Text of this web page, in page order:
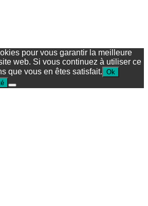
pour vous garantir la meilleure
web. Si vous continuez à utiliser ce
que vous en êtes satisfait. Ok